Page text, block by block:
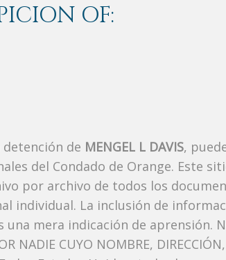
OF:
de MENGEL L DAVIS,
del Condado de Orange. Este
por archivo de todos los
individual. La inclusión de
mera indicación de aprensión.
NADIE CUYO NOMBRE, DIRECCIÓN,